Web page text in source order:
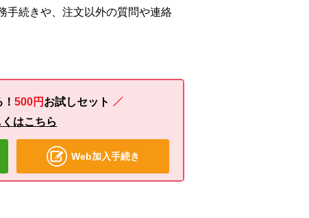
手続きや、注文以外の質問や連絡
500円 お試しセット
はこちら
Web加入手続き